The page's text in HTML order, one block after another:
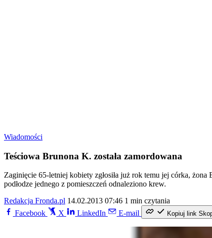
Wiadomości
Teściowa Brunona K. została zamordowana
Zaginięcie 65-letniej kobiety zgłosiła już rok temu jej córka,
podłodze jednego z pomieszczeń odnaleziono krew.
Redakcja Fronda.pl 14.02.2013 07:46 1 min czytania
Facebook
X LinkedIn E-mail Kopiuj link